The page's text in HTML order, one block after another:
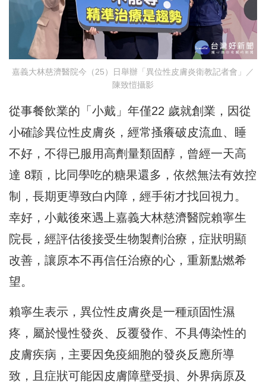
嘉義大林慈濟醫院今（25）日舉辦「異位性皮膚炎衛教記者會」／
陳致愷攝影
從事餐飲業的「小戴」年僅22 歲就創業，因從
小確診異位性皮膚炎，經常搔癢破皮流血、睡
不好，不得已服用高劑量類固醇，曾經一天高
達 8顆，比同學吃的糖果還多，依然無法有效控
制，長期更導致白内障，經手術才找回視力。
幸好，小戴後來遇上嘉義大林慈濟醫院賴寧生
院長，經評估後接受生物製劑治療，症狀明顯
改善，讓原本不再信任治療的心，重新點燃希
望。
賴寧生表示，異位性皮膚炎是一種頑固性濕
疼，屬於慢性發炎、反覆發作、不具傳染性的
皮膚疾病，主要因免疫細胞的發炎反應所導
致，且症狀可能因皮膚障壁受損、外界病原及